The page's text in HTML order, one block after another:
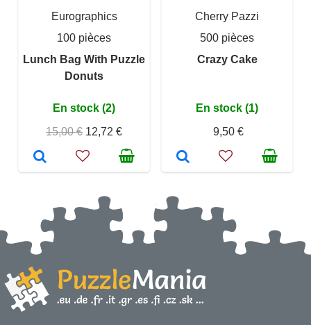
Eurographics
100 pièces
Lunch Bag With Puzzle
Donuts
En stock (2)
15,00 € 12,72 €
Cherry Pazzi
500 pièces
Crazy Cake
En stock (1)
9,50 €